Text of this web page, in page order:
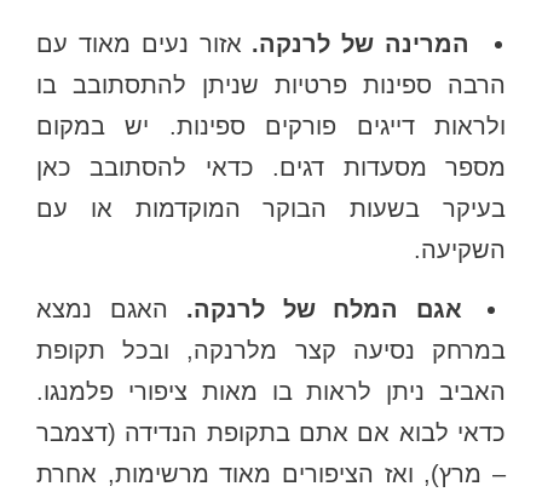
המרינה של לרנקה.אזור נעים מאוד עם
הרבה ספינות פרטיות שניתן להתסתובב בו
ולראות דייגים פורקים ספינות. יש במקום
מספר מסעדות דגים. כדאי להסתובב כאן
בעיקר בשעות הבוקר המוקדמות או עם
השקיעה.
אגם המלח של לרנקה.האגם נמצא
במרחק נסיעה קצר מלרנקה, ובכל תקופת
האביב ניתן לראות בו מאות ציפורי פלמנגו.
כדאי לבוא אם אתם בתקופת הנדידה (דצמבר
– מרץ), ואז הציפורים מאוד מרשימות, אחרת